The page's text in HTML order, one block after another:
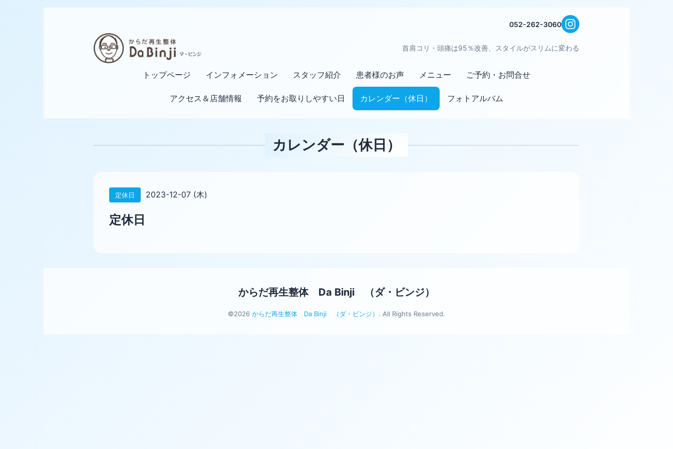
052-262-3060
首肩コリ・頭痛は95％改善、スタイルがスリムに変わる
トップページ インフォメーション スタッフ紹介 患者様のお声 メニュー ご予約・お問合せ
アクセス＆店舗情報 予約をお取りしやすい日 カレンダー（休日） フォトアルバム
カレンダー（休日）
定休日 2023-12-07 (木)
定休日
からだ再生整体 Da Binji （ダ・ビンジ）
©2026 からだ再生整体 Da Binji （ダ・ビンジ） . All Rights Reserved.